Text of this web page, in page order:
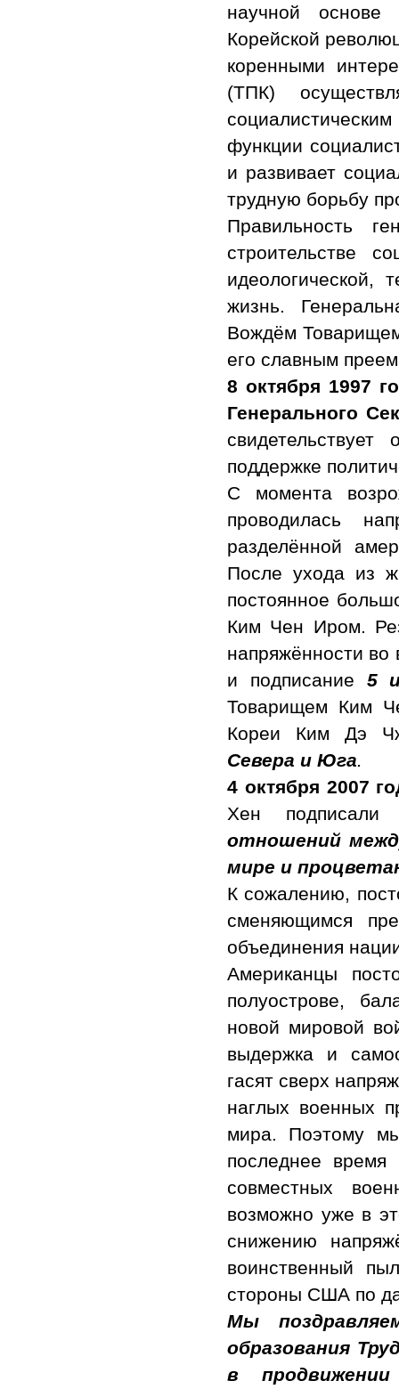
научной основе
Корейской
коренными
(ТПК)
функции
и развивает
трудную борьбу
Правильность
строительстве
идеологической,
жизнь.
Вождём
его славным
8 октября 1997
Генерального
поддержке
С момента
проводилась
разделённой
После ухода из
постоянное
Ким Чен Иром.
напряжённости
и подписание 5
Товарищем Ким
Кореи Ким Дэ
Севера и Юга.
4 октября 2007
Хен
отношений
мире и
К сожалению,
сменяющимся
объединения
Американцы
полуострове,
новой мировой
выдержка и
гасят сверх
наглых военных
мира. Поэтому
последнее
совместных
возможно уже в
снижению
воинственный
стороны США по
Мы
образования
в продвижении